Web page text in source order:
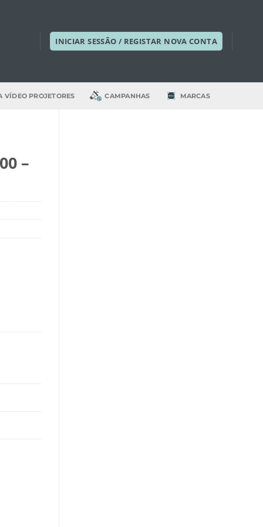
INICIAR SESSÃO / REGISTAR NOVA CONTA
VÍDEO PROJETORES CAMPANHAS MARCAS
–